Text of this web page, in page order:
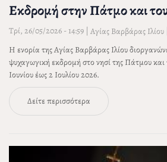
Εκδρομή στην Πάτμο και
Τρί, 26/05/2026 - 14:59 | Αγίας Βαρβάρας Ιλίου
Η ενορία της Αγίας Βαρβάρας Ιλίου
ψυχαγωγική εκδρομή στο νησί της Πάτμου και
Ιουνίου έως 2 Ιουλίου 2026.
Δείτε περισσότερα